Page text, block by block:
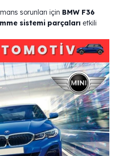
sorunları için BMW F36
sistemi parçaları etkili